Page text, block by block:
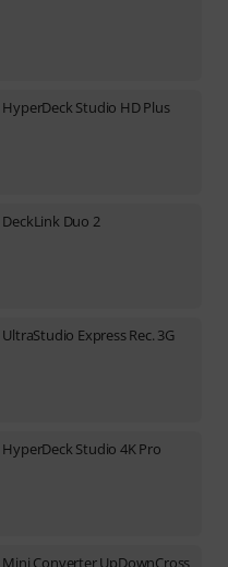
HyperDeck Studio HD Plus
DeckLink Duo 2
UltraStudio Express Rec. 3G
HyperDeck Studio 4K Pro
Mini Converter UpDownCross